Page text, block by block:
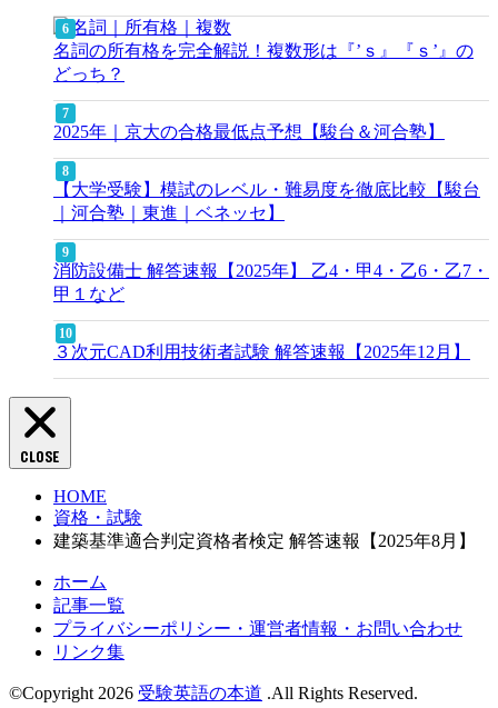
名詞の所有格を完全解説！複数形は『’ｓ』『ｓ’』の
どっち？
2025年｜京大の合格最低点予想【駿台＆河合塾】
【大学受験】模試のレベル・難易度を徹底比較【駿台
｜河合塾｜東進｜ベネッセ】
消防設備士 解答速報【2025年】 乙4・甲4・乙6・乙7・
甲１など
３次元CAD利用技術者試験 解答速報【2025年12月】
CLOSE
HOME
資格・試験
建築基準適合判定資格者検定 解答速報【2025年8月】
ホーム
記事一覧
プライバシーポリシー・運営者情報・お問い合わせ
リンク集
©Copyright 2026 受験英語の本道 .All Rights Reserved.